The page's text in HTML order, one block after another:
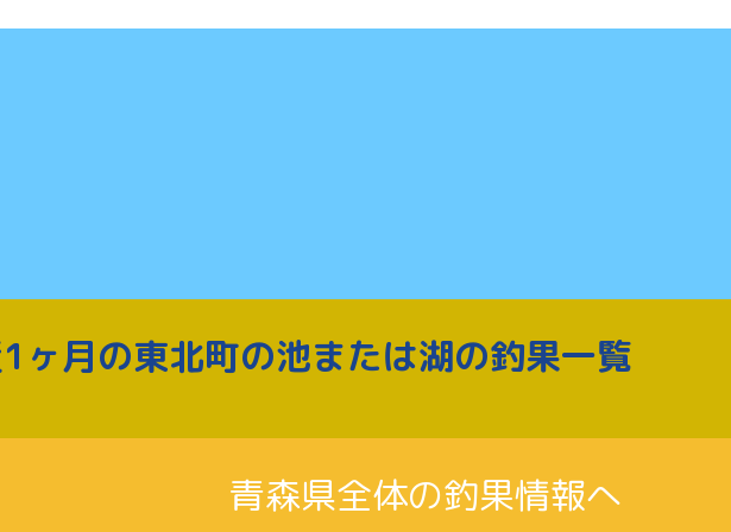
ヶ月の東北町の池または湖の釣果一覧
青森県全体の釣果情報へ